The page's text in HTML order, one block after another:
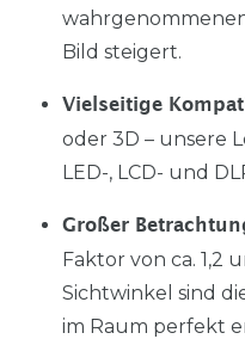
Bild steigert.
Vielseitige
oder 3D – unsere
LED-, LCD- und
Großer
Faktor von ca. 1,2
Sichtwinkel sind
im Raum perfekt